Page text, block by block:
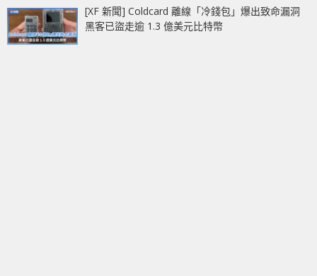
[XF 新聞] Coldcard 離線「冷錢包」爆出致命漏洞
黑客已盜走逾 1.3 億美元比特幣